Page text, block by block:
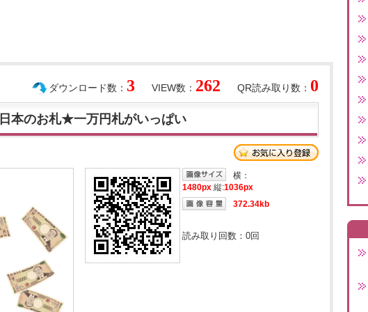
QR読み取り数： 0
VIEW数： 262
ダウンロード数： 3
本のお札★一万円札がいっぱい
横：
1480px 縦:1036px
372.34kb
読み取り回数： 0回